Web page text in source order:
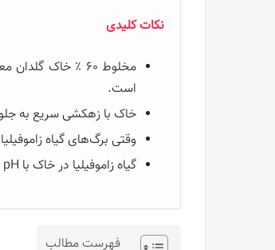
نکات کلیدی
است.
خاک با زهکشی سریع به
وقتی برگ‌های گیاه
گیاه زاموفیلیا در خاک با pH کمی اسیدی، بهترین رشد را دارد.
فهرست مطالب